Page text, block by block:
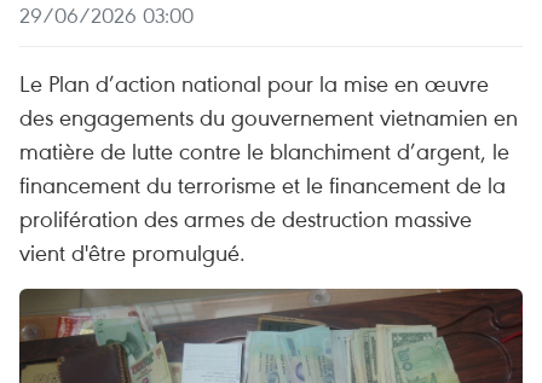
29/06/2026 03:00
Le Plan d’action national pour la mise en œuvre
des engagements du gouvernement vietnamien en
matière de lutte contre le blanchiment d’argent, le
financement du terrorisme et le financement de la
prolifération des armes de destruction massive
vient d'être promulgué.